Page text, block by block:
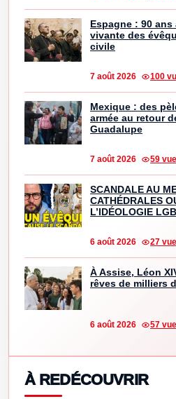
Espagne : 90 ans
vivante des
civile
7 août 2026 100
Mexique : des
armée au retour
Guadalupe
7 août 2026 59
SCANDALE AU
CATHÉDRALES
L’IDÉOLOGIE
6 août 2026 27
À Assise, Léon
rêves de milliers
6 août 2026 57
À REDÉCOUVRIR